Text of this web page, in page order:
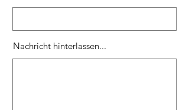
Nachricht hinterlassen...